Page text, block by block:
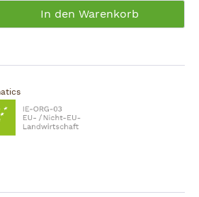
Gib den
In den Warenkorb